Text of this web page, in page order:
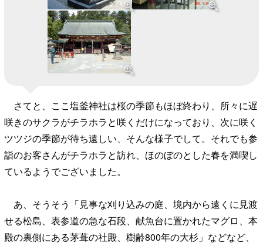
さてと、ここ塩釜神社は桜の季節もほぼ終わり、所々に遅
咲きのサクラがチラホラと咲くだけになっており、次に咲く
ツツジの季節が待ち遠しい、そんな様子でして。それでも参
詣のお客さんがチラホラと訪れ、ほのぼのとした春を満喫し
ているようでございました。
あ、そうそう「見事な刈り込みの庭、境内から遠くに見渡
せる松島、表参道の急な石段、献魚台に置かれたマグロ、本
殿の裏側にある茅葺の社殿、樹齢800年の大杉」などなど、